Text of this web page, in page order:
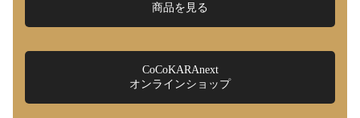
商品を見る
CoCoKARAnext
オンラインショップ